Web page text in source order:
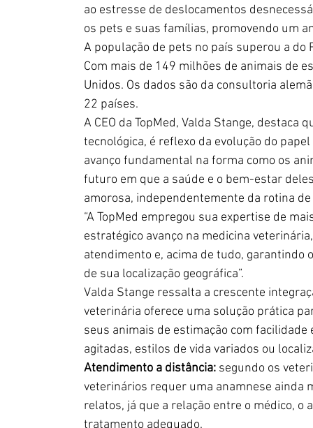
ao estresse de deslocamentos
os pets e suas famílias, promovendo um
A população de pets no país superou a
Com mais de 149 milhões de animais de
Unidos. Os dados são da consultoria
22 países.
A CEO da TopMed, Valda Stange,
tecnológica, é reflexo da evolução do
avanço fundamental na forma como os
futuro em que a saúde e o bem-estar
amorosa, independentemente da rotina
“A TopMed empregou sua expertise de
estratégico avanço na medicina
atendimento e, acima de tudo,
de sua localização geográfica”.
Valda Stange ressalta a crescente
veterinária oferece uma solução prática
seus animais de estimação com
agitadas, estilos de vida variados ou
Atendimento a distância: segundo os
veterinários requer uma anamnese ainda
relatos, já que a relação entre o médico,
tratamento adequado.